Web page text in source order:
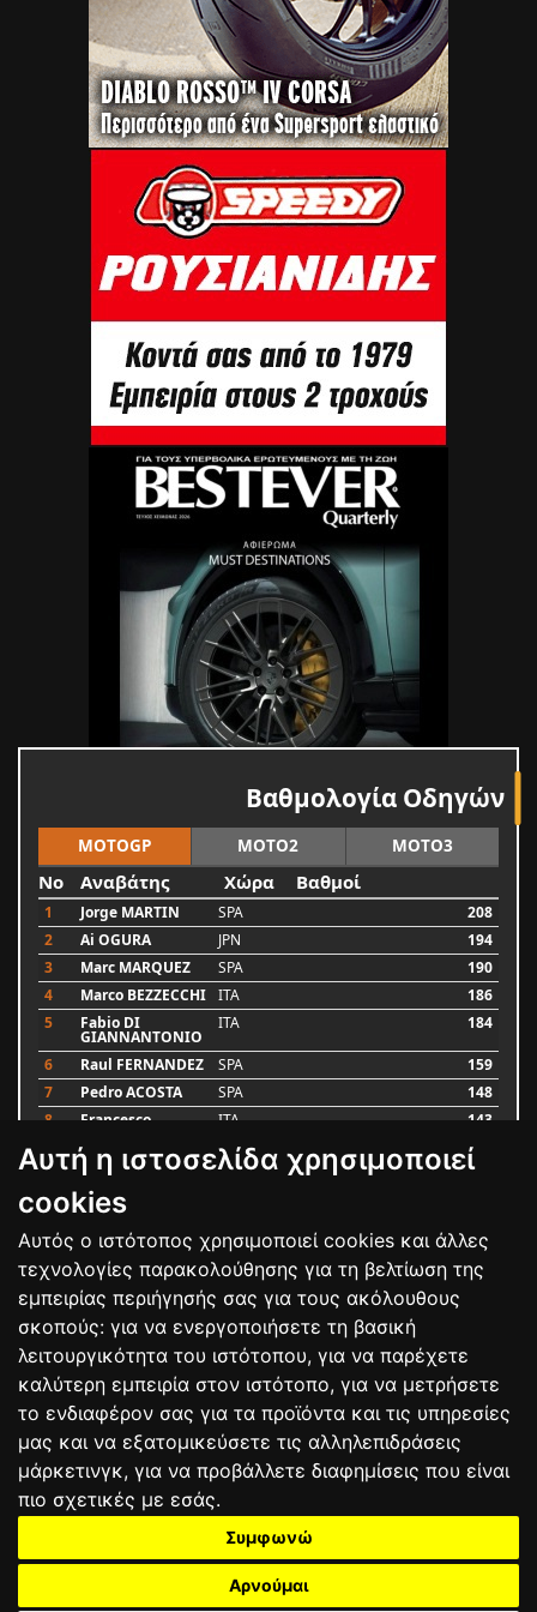
Αυτή η ιστοσελίδα χρησιμοποιεί
cookies
Αυτός ο ιστότοπος χρησιμοποιεί cookies και άλλες
τεχνολογίες παρακολούθησης για τη βελτίωση της
εμπειρίας περιήγησής σας για τους ακόλουθους
σκοπούς: για να ενεργοποιήσετε τη βασική
λειτουργικότητα του ιστότοπου, για να παρέχετε
καλύτερη εμπειρία στον ιστότοπο, για να μετρήσετε
το ενδιαφέρον σας για τα προϊόντα και τις υπηρεσίες
μας και να εξατομικεύσετε τις αλληλεπιδράσεις
μάρκετινγκ, για να προβάλλετε διαφημίσεις που είναι
πιο σχετικές με εσάς.
Συμφωνώ
Αρνούμαι
Βαθμολογία Οδηγών
MOTOGP MOTO2 MOTO3
No Αναβάτης Χώρα Βαθμοί
1 Jorge MARTIN SPA
208
2
Ai OGURA JPN
194
3
Marc MARQUEZ SPA
190
4
Marco BEZZECCHI ITA
186
5
Fabio DI
GIANNANTONIO
ITA 184
6 Raul FERNANDEZ SPA
159
7
Pedro ACOSTA SPA
148
8
Francesco ITA 143
9 Alex MARQUEZ SPA
Luca MARINI
Bαθμολογία
ΟΡΟΙ ΧΡΗΣΗΣΠΟΛΙΤΙΚΗ ΠΡΟΣΤΑΣΙΑΣ
ΑΓΩΝΕΣΑΠΟΤΕΛΕΣΜΑΤΑΑΓΟΡΑ